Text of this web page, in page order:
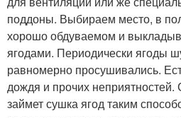
поддоны. Выбираем место, в
хорошо обдуваемом и
ягодами. Периодически ягоды
равномерно просушивались.
дождя и прочих неприятностей.
займет сушка ягод таким